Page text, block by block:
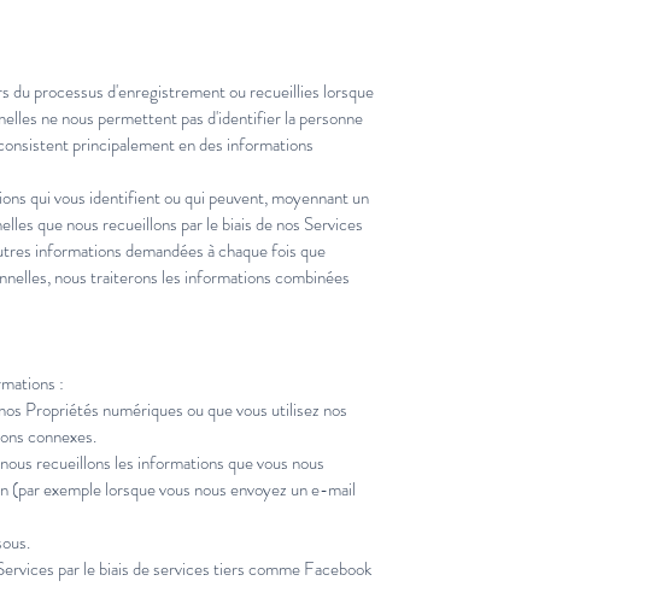
processus d'enregistrement ou recueillies lorsque
ne nous permettent pas d'identifier la personne
principalement en des informations
qui vous identifient ou qui peuvent, moyennant un
que nous recueillons par le biais de nos Services
informations demandées à chaque fois que
nous traiterons les informations combinées
:
Propriétés numériques ou que vous utilisez nos
connexes.
recueillons les informations que vous nous
exemple lorsque vous nous envoyez un e-mail
par le biais de services tiers comme Facebook